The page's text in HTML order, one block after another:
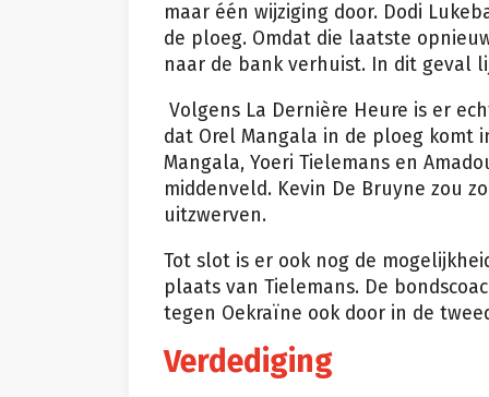
maar één wijziging door. Dodi
de ploeg. Omdat die laatste
naar de bank verhuist. In dit geval
Volgens La Dernière Heure is er
dat Orel Mangala in de ploeg komt
Mangala, Yoeri Tielemans en
middenveld. Kevin De Bruyne zou
uitzwerven.
Tot slot is er ook nog de
plaats van Tielemans. De
tegen Oekraïne ook door in de
Verdediging